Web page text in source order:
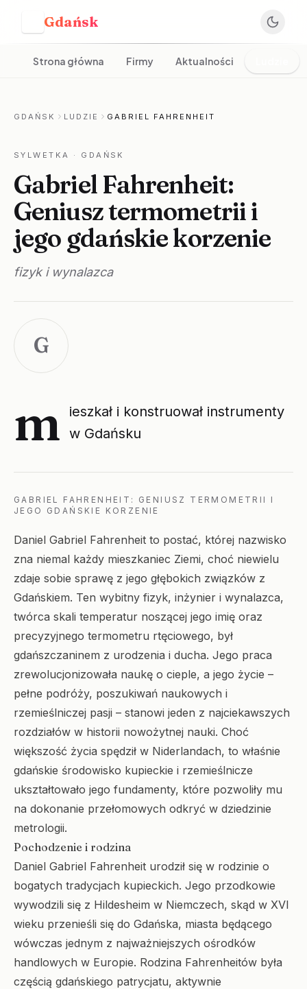
Gdańsk
Strona główna Firmy Aktualności
GDAŃSK LUDZIE GABRIEL FAHRENHEIT
SYLWETKA · GDAŃSK
Gabriel Fahrenheit:
Geniusz termometrii i
jego gdańskie korzenie
fizyk i wynalazca
G
m
ieszkał i konstruował instrumenty
w Gdańsku
GABRIEL FAHRENHEIT: GENIUSZ TERMOMETRII I
JEGO GDAŃSKIE KORZENIE
Daniel Gabriel Fahrenheit to postać, której nazwisko
zna niemal każdy mieszkaniec Ziemi, choć niewielu
zdaje sobie sprawę z jego głębokich związków z
Gdańskiem. Ten wybitny fizyk, inżynier i wynalazca,
twórca skali temperatur noszącej jego imię oraz
precyzyjnego termometru rtęciowego, był
gdańszczaninem z urodzenia i ducha. Jego praca
zrewolucjonizowała naukę o cieple, a jego życie –
pełne podróży, poszukiwań naukowych i
rzemieślniczej pasji – stanowi jeden z najciekawszych
rozdziałów w historii nowożytnej nauki. Choć
większość życia spędził w Niderlandach, to właśnie
gdańskie środowisko kupieckie i rzemieślnicze
ukształtowało jego fundamenty, które pozwoliły mu
na dokonanie przełomowych odkryć w dziedzinie
metrologii.
Pochodzenie i rodzina
Daniel Gabriel Fahrenheit urodził się w rodzinie o
bogatych tradycjach kupieckich. Jego przodkowie
wywodzili się z Hildesheim w Niemczech, skąd w XVI
wieku przenieśli się do Gdańska, miasta będącego
wówczas jednym z najważniejszych ośrodków
handlowych w Europie. Rodzina Fahrenheitów była
częścią gdańskiego patrycjatu, aktywnie